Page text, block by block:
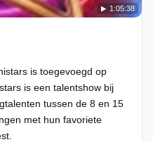
1:05:38
is toegevoegd op
is een talentshow bij
tussen de 8 en 15
met hun favoriete